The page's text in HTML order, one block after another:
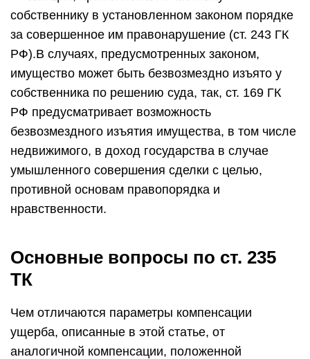
собственнику в установленном законом порядке
за совершенное им правонарушение (ст. 243 ГК
РФ).В случаях, предусмотренных законом,
имущество может быть безвозмездно изъято у
собственника по решению суда, так, ст. 169 ГК
РФ предусматривает возможность
безвозмездного изъятия имущества, в том числе
недвижимого, в доход государства в случае
умышленного совершения сделки с целью,
противной основам правопорядка и
нравственности.
Основные вопросы по ст. 235
ТК
Чем отличаются параметры компенсации
ущерба, описанные в этой статье, от
аналогичной компенсации, положенной